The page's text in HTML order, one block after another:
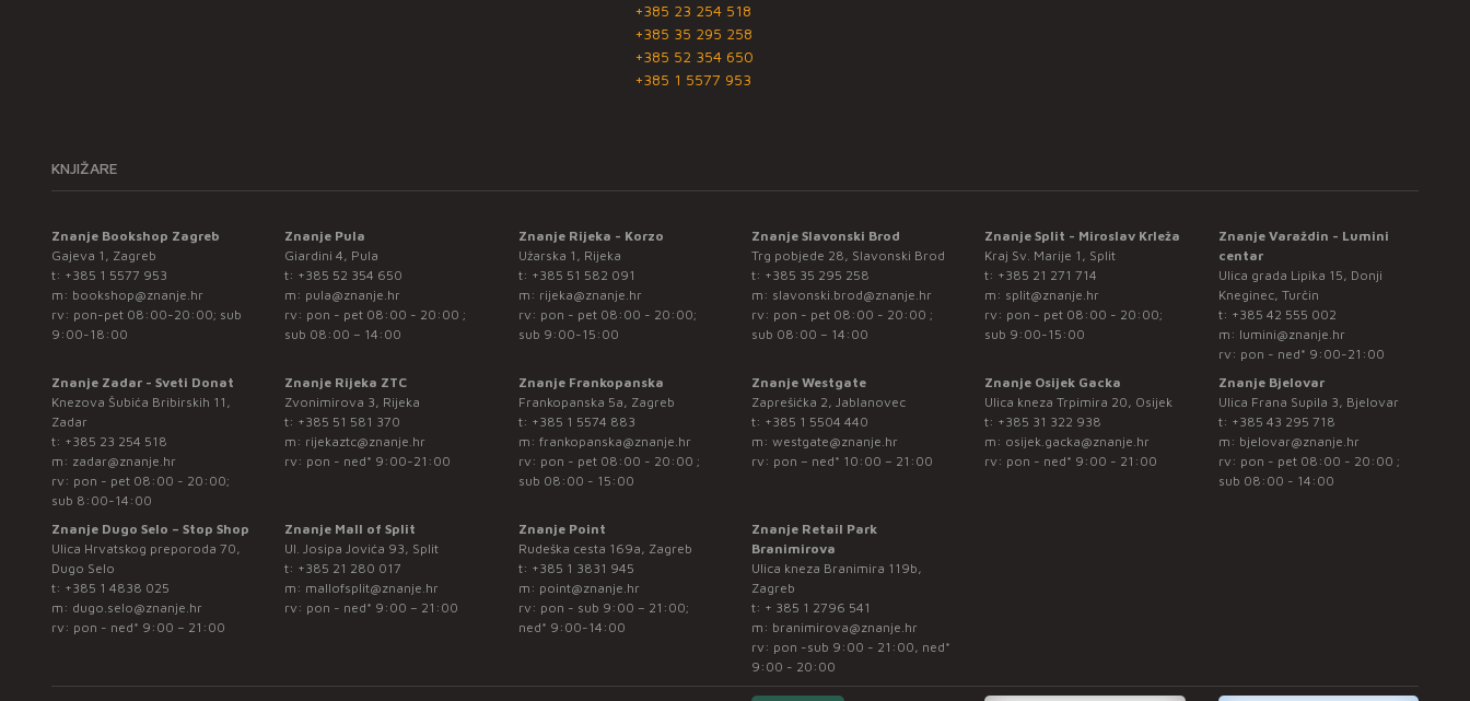
+385 23 254 518
+385 35 295 258
+385 52 354 650
+385 1 5577 953
KNJIŽARE
Znanje Bookshop Zagreb
Gajeva 1, Zagreb
t: +385 1 5577 953
m: bookshop@znanje.hr
rv: pon-pet 08:00-20:00; sub
9:00-18:00
Znanje Pula
Giardini 4, Pula
t: +385 52 354 650
m: pula@znanje.hr
rv: pon - pet 08:00 - 20:00 ;
sub 08:00 – 14:00
Znanje Rijeka - Korzo
Užarska 1, Rijeka
t: +385 51 582 091
m: rijeka@znanje.hr
rv: pon - pet 08:00 - 20:00;
sub 9:00-15:00
Znanje Slavonski Brod
Trg pobjede 28, Slavonski Brod
t: +385 35 295 258
m: slavonski.brod@znanje.hr
rv: pon - pet 08:00 - 20:00 ;
sub 08:00 – 14:00
Znanje Split - Miroslav Krleža
Kraj Sv. Marije 1, Split
t: +385 21 271 714
m: split@znanje.hr
rv: pon - pet 08:00 - 20:00;
sub 9:00-15:00
Znanje Varaždin - Lumini
centar
Ulica grada Lipika 15, Donji
Kneginec, Turčin
t: +385 42 555 002
m: lumini@znanje.hr
rv: pon - ned* 9:00-21:00
Znanje Zadar - Sveti Donat
Knezova Šubića Bribirskih 11,
Zadar
t: +385 23 254 518
m: zadar@znanje.hr
rv: pon - pet 08:00 - 20:00;
sub 8:00-14:00
Znanje Rijeka ZTC
Zvonimirova 3, Rijeka
t: +385 51 581 370
m: rijekaztc@znanje.hr
rv: pon - ned* 9:00-21:00
Znanje Frankopanska
Frankopanska 5a, Zagreb
t: +385 1 5574 883
m: frankopanska@znanje.hr
rv: pon - pet 08:00 - 20:00 ;
sub 08:00 - 15:00
Znanje Westgate
Zaprešićka 2, Jablanovec
t: +385 1 5504 440
m: westgate@znanje.hr
rv: pon – ned* 10:00 – 21:00
Znanje Osijek Gacka
Ulica kneza Trpimira 20, Osijek
t: +385 31 322 938
m: osijek.gacka@znanje.hr
rv: pon - ned* 9:00 - 21:00
Znanje Bjelovar
Ulica Frana Supila 3, Bjelovar
t: +385 43 295 718
m: bjelovar@znanje.hr
rv: pon - pet 08:00 - 20:00 ;
sub 08:00 - 14:00
Znanje Dugo Selo – Stop Shop
Ulica Hrvatskog preporoda 70,
Dugo Selo
t: +385 1 4838 025
m: dugo.selo@znanje.hr
rv: pon - ned* 9:00 – 21:00
Znanje Mall of Split
Ul. Josipa Jovića 93, Split
t: +385 21 280 017
m: mallofsplit@znanje.hr
rv: pon - ned* 9:00 – 21:00
Znanje Point
Rudeška cesta 169a, Zagreb
t: +385 1 3831 945
m: point@znanje.hr
rv: pon - sub 9:00 – 21:00;
ned* 9:00-14:00
Znanje Retail Park
Branimirova
Ulica kneza Branimira 119b,
Zagreb
t: + 385 1 2796 541
m: branimirova@znanje.hr
rv: pon -sub 9:00 - 21:00, ned*
9:00 - 20:00